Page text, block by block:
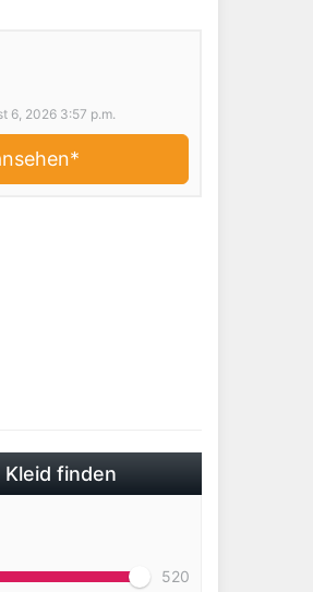
6, 2026 3:57 p.m.
finden
520